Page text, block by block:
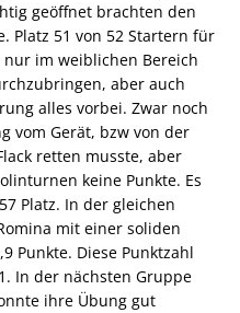
geöffnet brachten den
Platz 51 von 52 Startern für
nur im weiblichen Bereich
aber auch
alles vorbei. Zwar noch
vom Gerät, bzw von der
retten musste, aber
keine Punkte. Es
Platz. In der gleichen
mit einer soliden
Punkte. Diese Punktzahl
In der nächsten Gruppe
ihre Übung gut